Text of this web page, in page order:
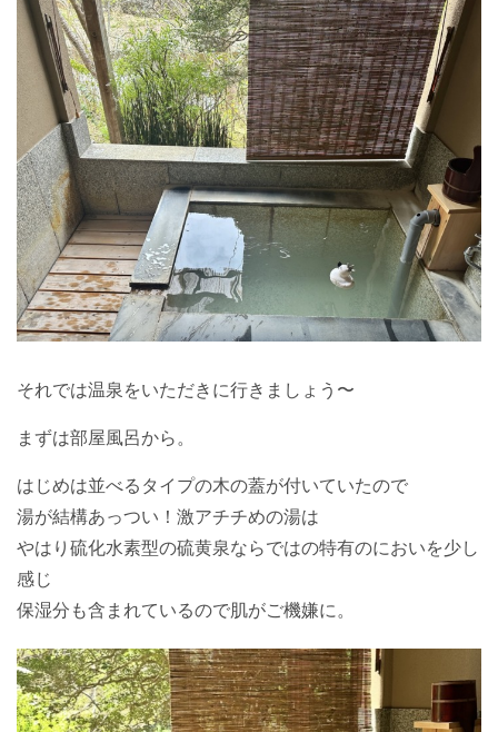
それでは温泉をいただきに行きましょう〜
まずは部屋風呂から。
はじめは並べるタイプの木の蓋が付いていたので
湯が結構あっつい！激アチチめの湯は
やはり硫化水素型の硫黄泉ならではの特有のにおいを少し
感じ
保湿分も含まれているので肌がご機嫌に。